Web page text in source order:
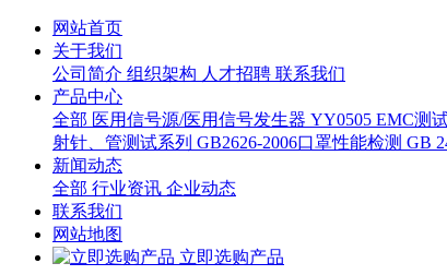
网站首页
关于我们
公司简介 组织架构 人才招聘 联系我们
产品中心
全部 医用信号源/医用信号发生器 YY0505 EMC测
射针、管测试系列 GB2626-2006口罩性能检测 GB
新闻动态
全部 行业资讯 企业动态
联系我们
网站地图
立即选购产品